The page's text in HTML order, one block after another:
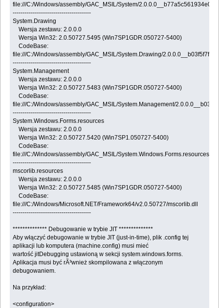
file:///C:/Windows/assembly/GAC_MSIL/System/
----------------------------------------
System.Drawing
Wersja zestawu: 2.0.0.0
Wersja Win32: 2.0.50727.5495 (Win7SP1GDR.050727-5400)
CodeBase:
file:///C:/Windows/assembly/GAC_MSIL/System.Drawing/
----------------------------------------
System.Management
Wersja zestawu: 2.0.0.0
Wersja Win32: 2.0.50727.5483 (Win7SP1GDR.050727-5400)
CodeBase:
file:///C:/Windows/assembly/GAC_MSIL/System.Management/
----------------------------------------
System.Windows.Forms.resources
Wersja zestawu: 2.0.0.0
Wersja Win32: 2.0.50727.5420 (Win7SP1.050727-5400)
CodeBase:
file:///C:/Windows/assembly/GAC_MSIL/System.Windows.Forms.resources/
----------------------------------------
mscorlib.resources
Wersja zestawu: 2.0.0.0
Wersja Win32: 2.0.50727.5485 (Win7SP1GDR.050727-5400)
CodeBase:
file:///C:/Windows/Microsoft.NET/Framework64/v2.0.50727/mscorlib.dll
----------------------------------------
************** Debugowanie w trybie JIT **************
Aby włączyć debugowanie w trybie JIT (just-in-time), plik .config tej
aplikacji lub komputera (machine.config) musi mieć
wartość jitDebugging ustawioną w sekcji system.windows.forms.
Aplikacja musi być rÃ³wnież skompilowana z włączonym
debugowaniem.
Na przykład:
<configuration>